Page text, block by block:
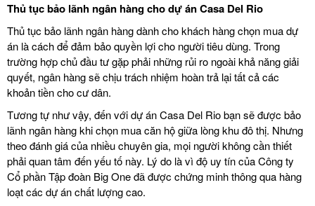
Thủ tục bảo lãnh ngân hàng cho dự án Casa Del Rio
Thủ tục bảo lãnh ngân hàng dành cho khách hàng chọn mua dự
án là cách để đảm bảo quyền lợi cho người tiêu dùng. Trong
trường hợp chủ đầu tư gặp phải những rủi ro ngoài khả năng giải
quyết, ngân hàng sẽ chịu trách nhiệm hoàn trả lại tất cả các
khoản tiền cho cư dân.
Tương tự như vậy, đến với dự án Casa Del Rio bạn sẽ được bảo
lãnh ngân hàng khi chọn mua căn hộ giữa lòng khu đô thị. Nhưng
theo đánh giá của nhiều chuyên gia, mọi người không cần thiết
phải quan tâm đến yếu tố này. Lý do là vì độ uy tín của Công ty
Cổ phần Tập đoàn Big One đã được chứng minh thông qua hàng
loạt các dự án chất lượng cao.